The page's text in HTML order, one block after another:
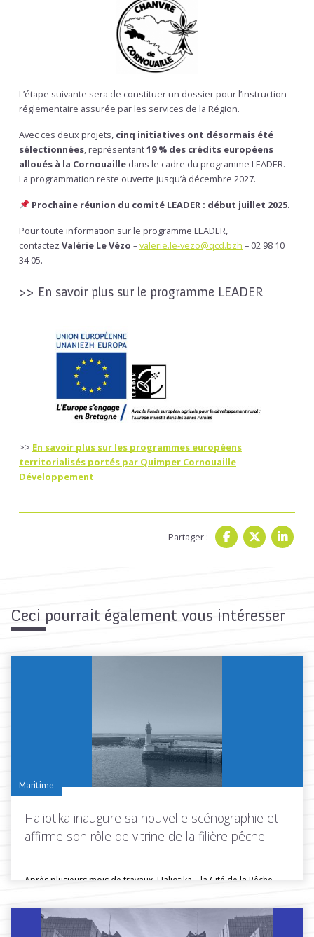
L’étape suivante sera de constituer un dossier pour l’instruction
réglementaire assurée par les services de la Région.
Avec ces deux projets, cinq initiatives ont désormais été
sélectionnées, représentant19 % des crédits européens
alloués à la Cornouaille dans le cadre du programme LEADER.
La programmation reste ouverte jusqu’à décembre 2027.
Prochaine réunion du comité LEADER : début juillet 2025.
Pour toute information sur le programme LEADER,
contactez Valérie Le Vézo –valerie.le-vezo@qcd.bzh – 02 98 10
34 05.
>> En savoir plus sur le programme LEADER
>> En savoir plus sur les programmes européens
territorialisés portés par Quimper Cornouaille
Développement
Partager :
Ceci pourrait également vous intéresser
Maritime
Haliotika inaugure sa nouvelle scénographie et
affirme son rôle de vitrine de la filière pêche
Après plusieurs mois de travaux, Haliotika – la Cité de la Pêche...